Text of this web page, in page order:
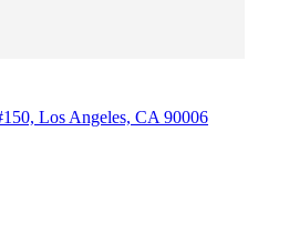
Los Angeles, CA 90006